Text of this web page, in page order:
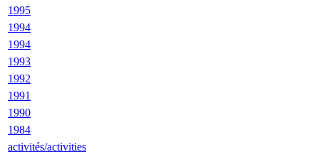
1995
1994
1994
1993
1992
1991
1990
1984
activités/activities